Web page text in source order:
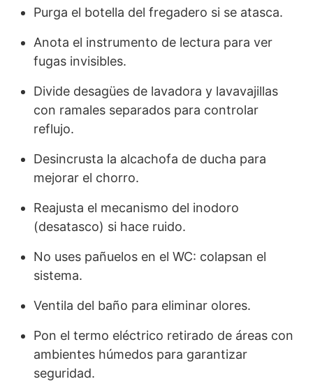
Purga el botella del fregadero si se atasca.
Anota el instrumento de lectura para ver
fugas invisibles.
Divide desagües de lavadora y lavavajillas
con ramales separados para controlar
reflujo.
Desincrusta la alcachofa de ducha para
mejorar el chorro.
Reajusta el mecanismo del inodoro
(desatasco) si hace ruido.
No uses pañuelos en el WC: colapsan el
sistema.
Ventila del baño para eliminar olores.
Pon el termo eléctrico retirado de áreas con
ambientes húmedos para garantizar
seguridad.